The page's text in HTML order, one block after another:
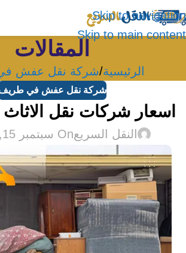
Skip to navigation
Skip to main content
المقالات
الرئيسية شركة نقل عفش
شركة نقل عفش في
اسعار شركات نقل
النقل السريعOn سبتمبر 15, 2025